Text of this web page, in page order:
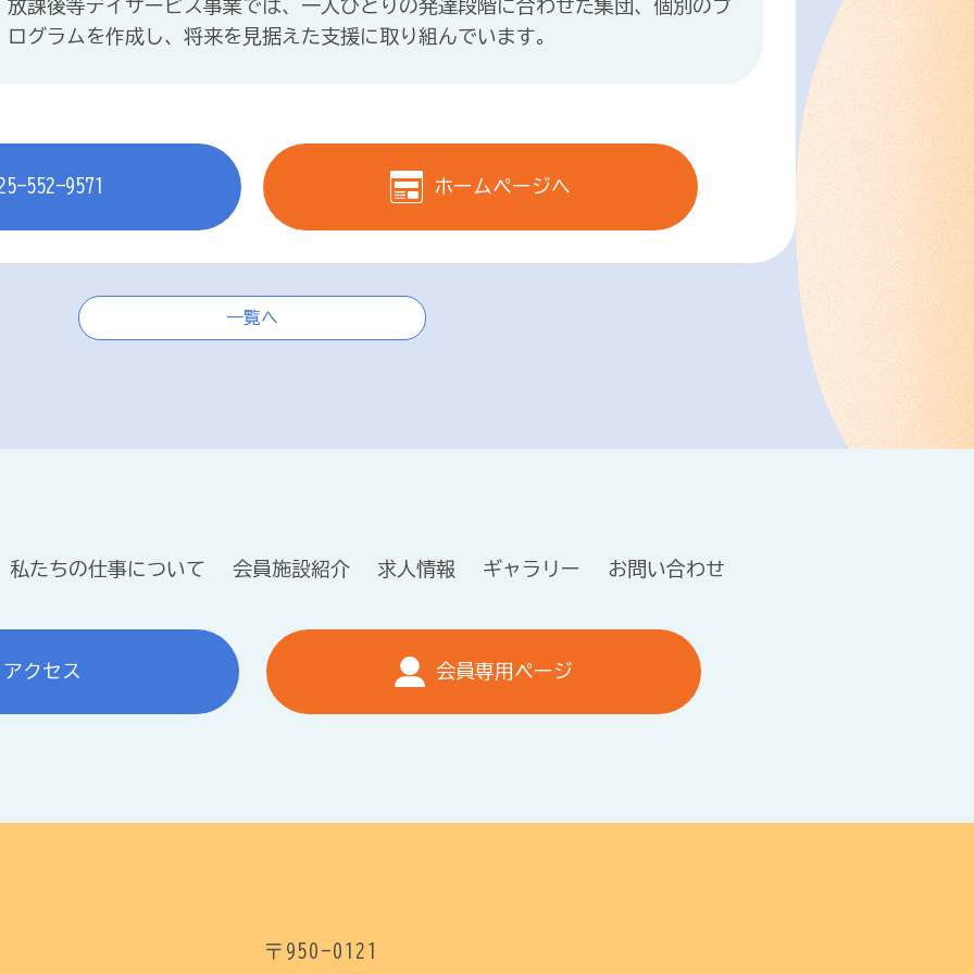
放課後等デイサービス事業では、一人ひとりの発達段階に合わせた集団、個別のプ
ログラムを作成し、将来を見据えた支援に取り組んでいます。
552-9571 ホームページへ
一覧へ
私たちの仕事について 会員施設紹介 求人情報 ギャラリー お問い合わせ
アクセス 会員専用ページ
〒950-0121